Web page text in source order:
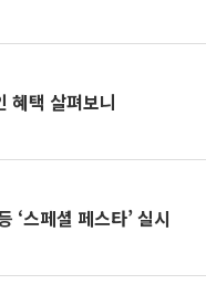
혜택 살펴보니
‘스페셜 페스타’ 실시